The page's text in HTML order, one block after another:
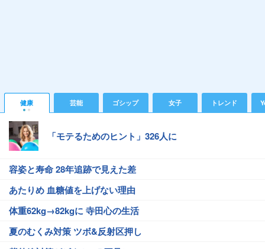
健康 芸能 ゴシップ 女子 トレンド
「モテるためのヒント」326人に
容姿と寿命 28年追跡で見えた差
あたりめ 血糖値を上げない理由
体重62kg→82kgに 寺田心の生活
夏のむくみ対策 ツボ&反射区押し